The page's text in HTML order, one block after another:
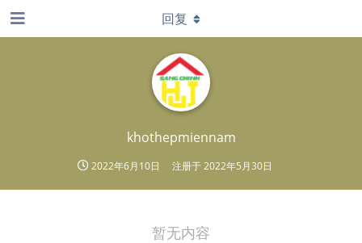
khothepmiennam
2022年6月10日 注册于2022年5月30日
回复
暂无内容